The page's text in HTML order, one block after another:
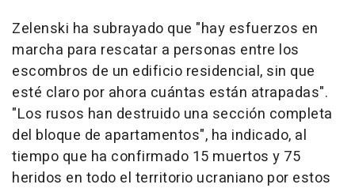
Zelenski ha subrayado que "hay esfuerzos en
marcha para rescatar a personas entre los
escombros de un edificio residencial, sin que
esté claro por ahora cuántas están atrapadas".
"Los rusos han destruido una sección completa
del bloque de apartamentos", ha indicado, al
tiempo que ha confirmado 15 muertos y 75
heridos en todo el territorio ucraniano por estos